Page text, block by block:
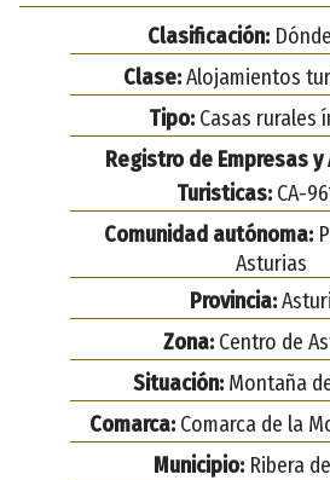
Clasificación:
Clase:Alojamientos
Tipo: Casas rurales
Registro de Empresas
Turisticas:CA-
Comunidad autónoma:
Asturias
Provincia:
Zona:Centro de
Situación:Montaña
Comarca:Comarca de la
Municipio: Ribera